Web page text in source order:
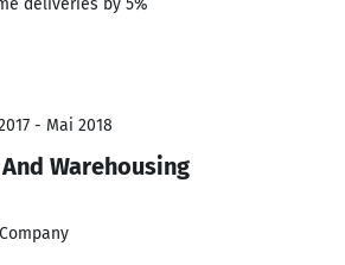
- Mai 2018
Warehousing